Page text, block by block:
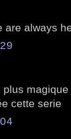
are always
cette serie